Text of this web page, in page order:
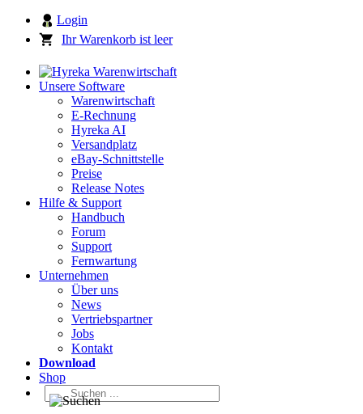
Login
Ihr Warenkorb ist leer
Unsere Software
Warenwirtschaft
E-Rechnung
Hyreka AI
Versandplatz
eBay-Schnittstelle
Preise
Release Notes
Hilfe & Support
Handbuch
Forum
Support
Fernwartung
Unternehmen
Über uns
News
Vertriebspartner
Jobs
Kontakt
Download
Shop